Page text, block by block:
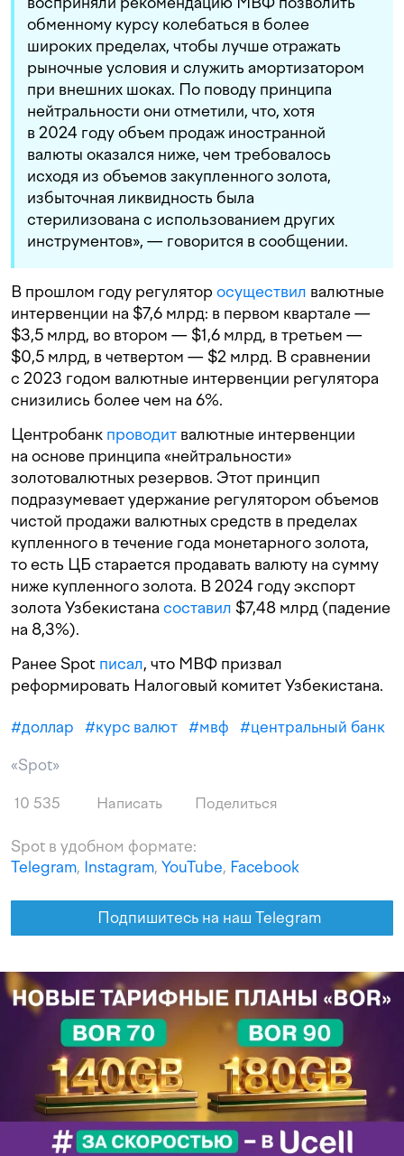
обменному курсу колебаться в более
широких пределах, чтобы лучше отражать
рыночные условия и служить амортизатором
при внешних шоках. По поводу принципа
нейтральности они отметили, что, хотя
в 2024 году объем продаж иностранной
валюты оказался ниже, чем требовалось
исходя из объемов закупленного золота,
избыточная ликвидность была
стерилизована с использованием других
инструментов», — говорится в сообщении.
В прошлом году регулятор осуществил валютные
интервенции на $7,6 млрд: в первом квартале —
$3,5 млрд, во втором — $1,6 млрд, в третьем —
$0,5 млрд, в четвертом — $2 млрд. В сравнении
с 2023 годом валютные интервенции регулятора
снизились более чем на 6%.
Центробанк проводит валютные интервенции
на основе принципа «нейтральности»
золотовалютных резервов. Этот принцип
подразумевает удержание регулятором объемов
чистой продажи валютных средств в пределах
купленного в течение года монетарного золота,
то есть ЦБ старается продавать валюту на сумму
ниже купленного золота. В 2024 году экспорт
золота Узбекистана составил $7,48 млрд (падение
на 8,3%).
Ранее Spot писал, что МВФ призвал
реформировать Налоговый комитет Узбекистана.
#доллар #курс валют #мвф #центральный банк
«Spot»
10 535 Написать Поделиться
Spot в удобном формате:
Telegram, Instagram, YouTube, Facebook
Подпишитесь на наш Telegram